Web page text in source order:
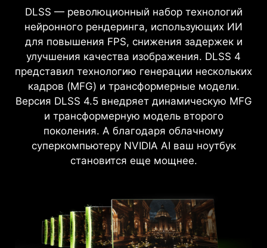
DLSS — революционный набор технологий
нейронного рендеринга, использующих ИИ
для повышения FPS, снижения задержек и
улучшения качества изображения. DLSS 4
представил технологию генерации нескольких
кадров (MFG) и трансформерные модели.
Версия DLSS 4.5 внедряет динамическую MFG
и трансформерную модель второго
поколения. А благодаря облачному
суперкомпьютеру NVIDIA AI ваш ноутбук
становится еще мощнее.
возможностей искусственного интеллекта с
графическими процессорами NVIDIA GeForce
RTX™ — для ускорения игр, творчества,
работы и разработки. Благодаря
специализированным встроенным
процессорам для вычислений ИИ ваш ноутбук
под управлением Windows получает доступ к
ведущим в отрасли технологиям.
Архитектура NVIDIA Blackwell раскрывает
революционный реализм полной трассировки
лучей. Видеокарты GeForce RTX 50 Series с
RT-ядрами четвертого поколения и
прорывными технологиями нейронного
рендеринга, ускоренными тензорными
ядрами пятого поколения, обеспечивают
кинематографическое качество графики с
невероятной скоростью.